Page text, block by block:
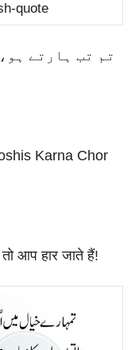
quote
تم تب ہارتے
Karna Chor
तो आप हार जाते हैं!